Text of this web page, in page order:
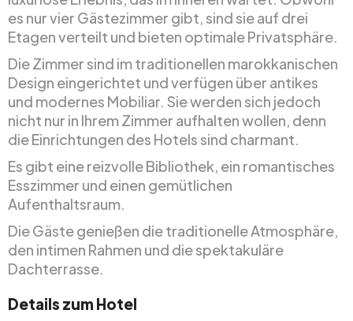
es nur vier Gästezimmer gibt, sind sie auf drei
Etagen verteilt und bieten optimale Privatsphäre.
Die Zimmer sind im traditionellen marokkanischen
Design eingerichtet und verfügen über antikes
und modernes Mobiliar. Sie werden sich jedoch
nicht nur in Ihrem Zimmer aufhalten wollen, denn
die Einrichtungen des Hotels sind charmant.
Es gibt eine reizvolle Bibliothek, ein romantisches
Esszimmer und einen gemütlichen
Aufenthaltsraum.
Die Gäste genießen die traditionelle Atmosphäre,
den intimen Rahmen und die spektakuläre
Dachterrasse.
Details zum Hotel